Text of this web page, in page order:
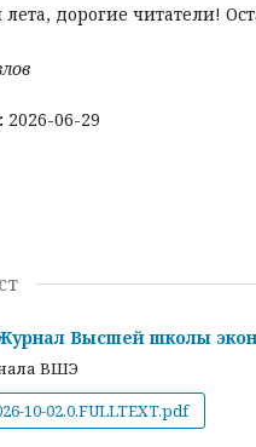
дорогие читатели!
2026-06-29
Высшей школы
ВШЭ
10-02.0.FULLTEXT.pdf